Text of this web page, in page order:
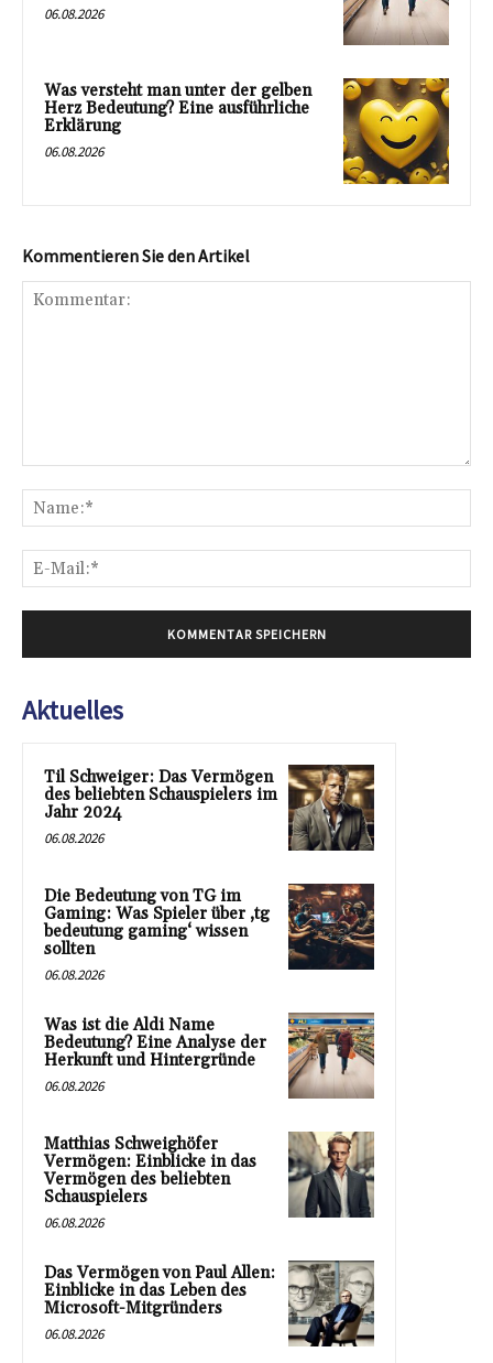
06.08.2026
Was versteht man unter der gelben
Herz Bedeutung? Eine ausführliche
Erklärung
06.08.2026
Kommentieren Sie den Artikel
Aktuelles
Til Schweiger: Das Vermögen
des beliebten Schauspielers im
Jahr 2024
06.08.2026
Die Bedeutung von TG im
Gaming: Was Spieler über ‚tg
bedeutung gaming‘ wissen
sollten
06.08.2026
Was ist die Aldi Name
Bedeutung? Eine Analyse der
Herkunft und Hintergründe
06.08.2026
Matthias Schweighöfer
Vermögen: Einblicke in das
Vermögen des beliebten
Schauspielers
06.08.2026
Das Vermögen von Paul Allen:
Einblicke in das Leben des
Microsoft-Mitgründers
06.08.2026